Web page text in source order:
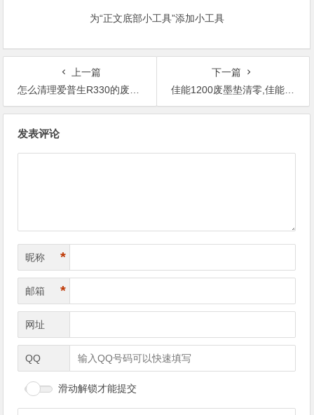
为“正文底部小工具”添加小工具
上一篇
怎么清理爱普生R330的废墨,佳能废墨怎么清零
下一篇
佳能1200废墨垫清零,佳能mg2580打印机废墨清零
发表评论
昵称 *
邮箱 *
网址
QQ
滑动解锁才能提交